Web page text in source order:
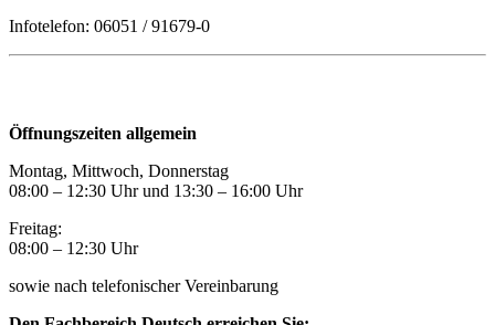
Infotelefon: 06051 / 91679-0
Öffnungszeiten allgemein
Montag, Mittwoch, Donnerstag
08:00 – 12:30 Uhr und 13:30 – 16:00 Uhr
Freitag:
08:00 – 12:30 Uhr
sowie nach telefonischer Vereinbarung